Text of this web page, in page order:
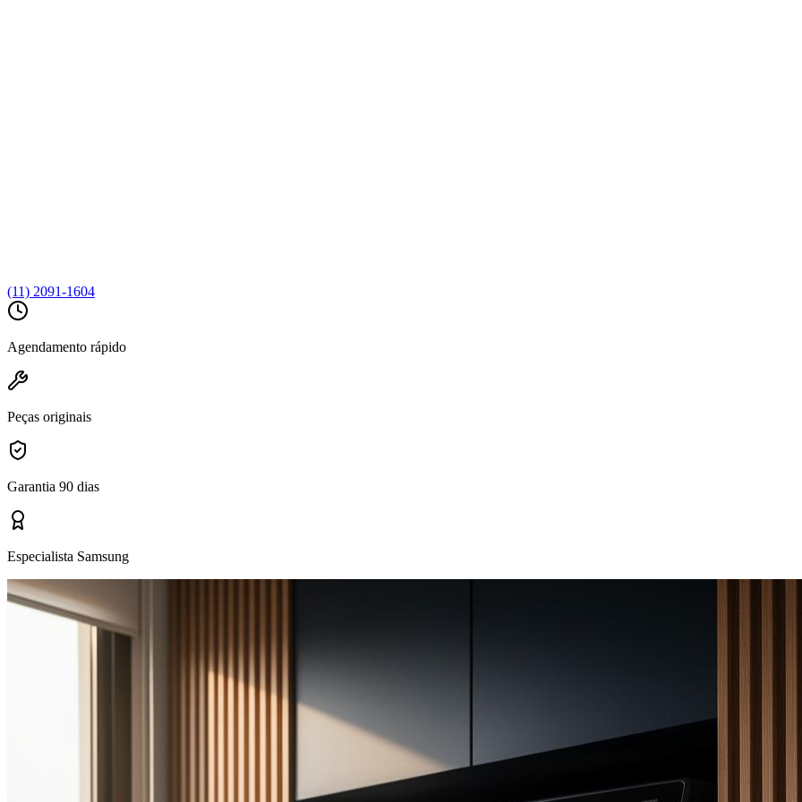
(11) 2091-1604
Agendamento rápido
Peças originais
Garantia 90 dias
Especialista Samsung